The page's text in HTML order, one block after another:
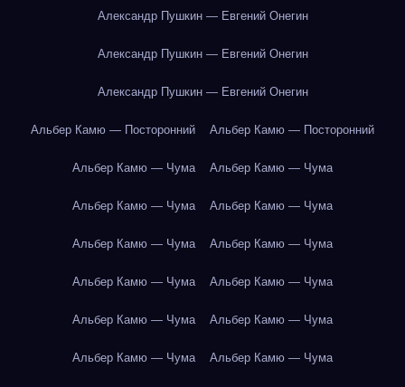
Александр Пушкин — Евгений Онегин
Александр Пушкин — Евгений Онегин
Александр Пушкин — Евгений Онегин
Альбер Камю — Посторонний Альбер Камю — Посторонний
Альбер Камю — Чума Альбер Камю — Чума
Альбер Камю — Чума Альбер Камю — Чума
Альбер Камю — Чума Альбер Камю — Чума
Альбер Камю — Чума Альбер Камю — Чума
Альбер Камю — Чума Альбер Камю — Чума
Альбер Камю — Чума Альбер Камю — Чума